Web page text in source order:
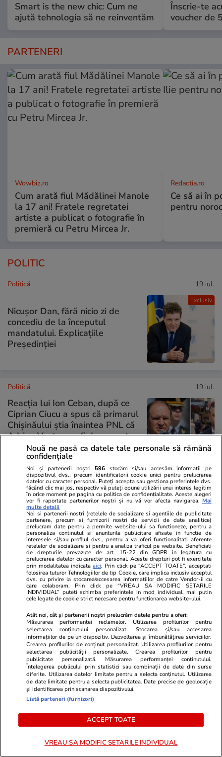
Smart is the new chic: Cum ne
ajută tehnologia să ne reinventăm
Înscrie-te
voucher de
PARTENERI
Wowbiz.ro
Cum arată fiul Mădălinei Manole
la 17 ani! Fratele regretatei
artiste a publicat o fotografie în
premieră cu Petru Mircea Jr.
Redactia.ro
Ce să ai în
pentru
POLITIC
Exclusiv
Politică 19 iul.
Nicușor Dan, fără nicio zi de
concediu de la începutul
mandatului. Explicațiile
Președinției
Politică 19 iul.
Reacția lui Ion Ceban, după ce
Ciprian Ciucu a spus că primarul
Chișinăului știa înaintea PNL că
Adrian Veștea va fi desemnat
premier și că i-a arătat un
mesaj pe telefon
PARTENERI
ZiaruldeIasi.ro
Proiectul imobiliar pregătit lângă
Lidl Moara de Foc este scos la
vânzare. Dezvoltatorul este
asociat în piață cu un alt proiect
de anvergură
Fanatik.ro
Doliu în
Cunoscutul
murit chiar
2026,
ULTIMELE ȘTIRI
Nouă ne pasă ca datele tale personale să rămână
confidențiale
Noi și partenerii noștri 596 stocăm și/sau accesăm informații pe
dispozitivul dvs., precum identificatorii cookie unici pentru prelucrarea
datelor cu caracter personal. Puteți accepta sau gestiona preferințele dvs.
făcând clic mai jos, respectiv vă puteți opune utilizării unui interes legitim
în orice moment pe pagina cu politica de confidențialitate. Aceste alegeri
vor fi raportate partenerilor noștri și nu vă vor afecta navigarea. Mai
multe detalii
Noi si partenerii nostri (retelele de socializare si agentiile de publicitate
partenere, precum si furnizorii nostri de servicii de date analitice)
prelucram date pentru a permite website-ului sa functioneze, pentru a
personaliza continutul si anunturile publicitare afisate in functie de
interesele si/sau profilul dvs., pentru a va oferi functionalitati aferente
retelelor de socializare si pentru a analiza traficul pe website. Beneficiati
de drepturile prevazute de art. 15-22 din GDPR in legatura cu
prelucrarea datelor cu caracter personal. Aceste drepturi pot fi exercitate
prin modalitatea indicataaici. Prin click pe “ACCEPT TOATE”, acceptati
folosirea tuturor Tehnologiilor de tip Cookie, care implica inclusiv acceptul
dvs. cu privire la stocarea/accesarea informatiilor de catre Vendor-ii cu
care colaboram. Prin click pe “VREAU SA MODIFIC SETARILE
INDIVIDUAL” puteti schimba preferintele in mod individual, mai putin
cele legate de cookie strict necesare pentru functionarea website-ului.
Atât noi, cât și partenerii noștri prelucrăm datele pentru a oferi:
Măsurarea performanței reclamelor. Utilizarea profilurilor pentru
selectarea conținutului personalizat. Stocarea și/sau accesarea
informațiilor de pe un dispozitiv. Dezvoltarea și îmbunătățirea serviciilor.
Crearea profilurilor de conținut personalizat. Utilizarea profilurilor pentru
selectarea publicității personalizate. Crearea profilurilor pentru
publicitate personalizată. Măsurarea performanței conținutului.
Înțelegerea publicului prin statistici sau combinații de date din surse
diferite. Utilizarea datelor limitate pentru a selecta conținutul. Utilizarea
de date limitate pentru a selecta publicitatea. Date precise de geolocație
și identificarea prin scanarea dispozitivului.
Listă parteneri (furnizori)
ACCEPT TOATE
VREAU SA MODIFIC SETARILE INDIVIDUAL